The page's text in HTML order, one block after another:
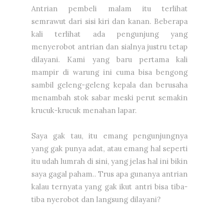
Antrian pembeli malam itu terlihat
semrawut dari sisi kiri dan kanan. Beberapa
kali terlihat ada pengunjung yang
menyerobot antrian dan sialnya justru tetap
dilayani. Kami yang baru pertama kali
mampir di warung ini cuma bisa bengong
sambil geleng-geleng kepala dan berusaha
menambah stok sabar meski perut semakin
krucuk-krucuk menahan lapar.
Saya gak tau, itu emang pengunjungnya
yang gak punya adat, atau emang hal seperti
itu udah lumrah di sini, yang jelas hal ini bikin
saya gagal paham.. Trus apa gunanya antrian
kalau ternyata yang gak ikut antri bisa tiba-
tiba nyerobot dan langsung dilayani?